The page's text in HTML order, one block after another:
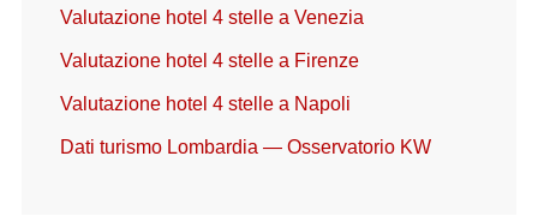
Valutazione hotel 4 stelle a Venezia
Valutazione hotel 4 stelle a Firenze
Valutazione hotel 4 stelle a Napoli
Dati turismo Lombardia — Osservatorio KW